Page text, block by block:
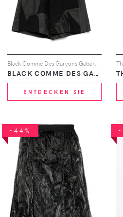
BLACK COMME DES GARÇONS
ENTDECKEN SIE
-44% -